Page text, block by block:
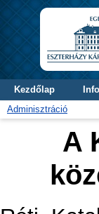
Kezdőlap
Adminisztráció
A